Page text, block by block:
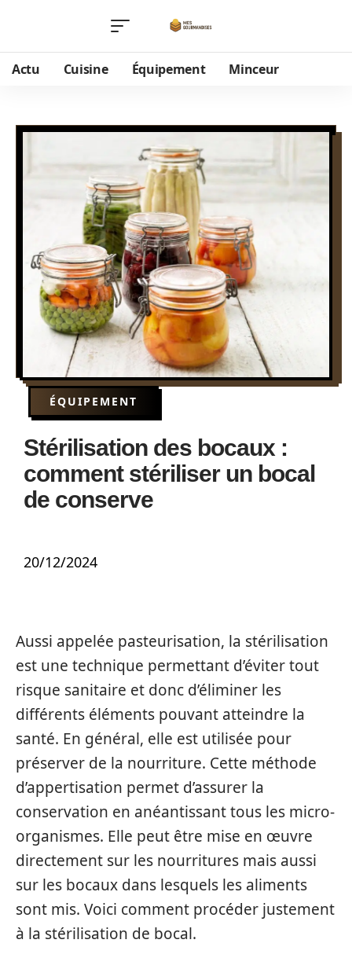
Actu Cuisine Équipement Minceur
ÉQUIPEMENT
Stérilisation des bocaux :
comment stériliser un bocal
de conserve
20/12/2024
Aussi appelée pasteurisation, la stérilisation
est une technique permettant d’éviter tout
risque sanitaire et donc d’éliminer les
différents éléments pouvant atteindre la
santé. En général, elle est utilisée pour
préserver de la nourriture. Cette méthode
d’appertisation permet d’assurer la
conservation en anéantissant tous les micro-
organismes. Elle peut être mise en œuvre
directement sur les nourritures mais aussi
sur les bocaux dans lesquels les aliments
sont mis. Voici comment procéder justement
à la stérilisation de bocal.